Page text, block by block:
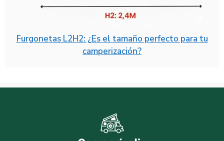
Furgonetas L2H2: ¿Es el tamaño perfecto para tu
camperización?